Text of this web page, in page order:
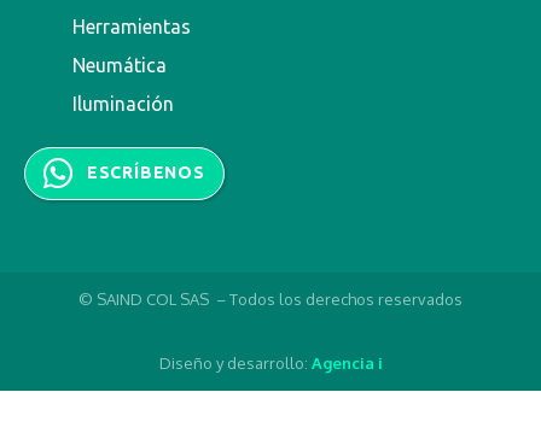
Herramientas
Neumática
Iluminación
ESCRÍBENOS
© SAIND COL SAS – Todos los derechos reservados
Diseño y desarrollo: Agencia i